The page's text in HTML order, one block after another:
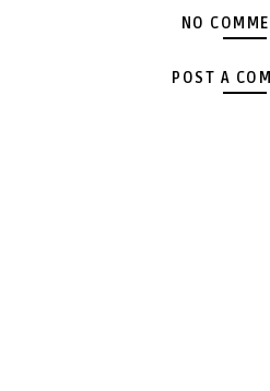
NO
POST A